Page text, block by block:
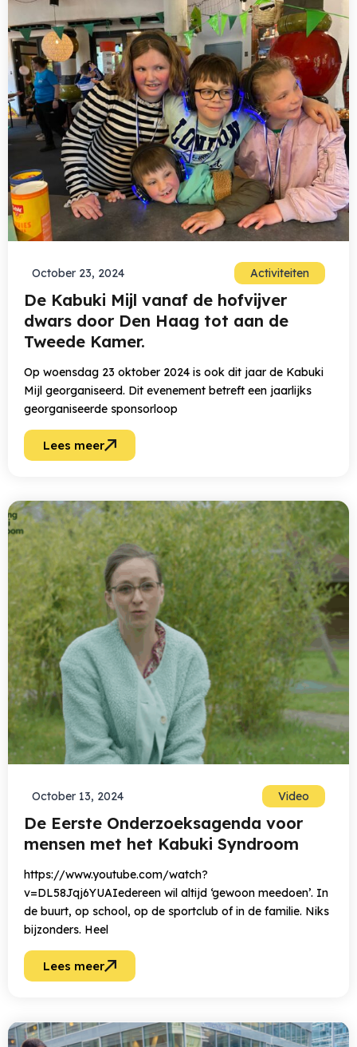
October 23, 2024 Activiteiten
De Kabuki Mijl vanaf de hofvijver
dwars door Den Haag tot aan de
Tweede Kamer.
Op woensdag 23 oktober 2024 is ook dit jaar de Kabuki
Mijl georganiseerd. Dit evenement betreft een jaarlijks
georganiseerde sponsorloop
Lees meer
October 13, 2024 Video
De Eerste Onderzoeksagenda voor
mensen met het Kabuki Syndroom
https://www.youtube.com/watch?
v=DL58Jqj6YUAIedereen wil altijd ‘gewoon meedoen’. In
de buurt, op school, op de sportclub of in de familie. Niks
bijzonders. Heel
Lees meer